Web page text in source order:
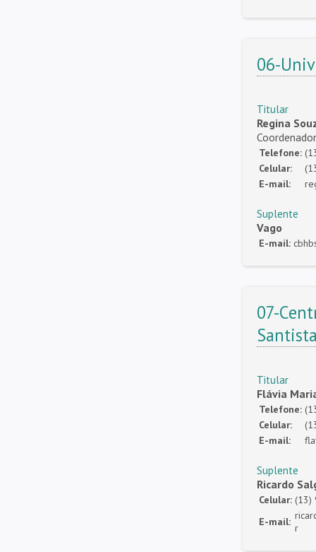
06-
Titular
Regina
Telefone:
Celular:
E-mail:
Suplente
Vago
E-mail:
07-
Titular
Flávia
Telefone:
Celular:
E-mail:
Suplente
Ricardo
Celular: (13)
E-mail: r